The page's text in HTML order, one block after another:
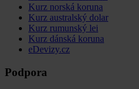
Kurz norská koruna
Kurz australský dolar
Kurz rumunský lei
Kurz dánská koruna
eDevizy.cz
Podpora